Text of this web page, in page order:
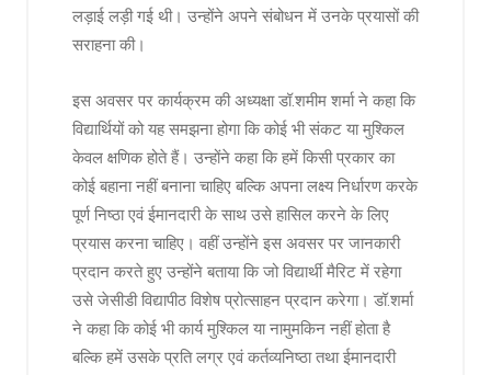
लड़ाई लड़ी गई थी। उन्होंने अपने संबोधन में उनके प्रयासों की
सराहना की।
इस अवसर पर कार्यक्रम की अध्यक्षा डॉ.शमीम शर्मा ने कहा कि
विद्यार्थियों को यह समझना होगा कि कोई भी संकट या मुश्किल
केवल क्षणिक होते हैं। उन्होंने कहा कि हमें किसी प्रकार का
कोई बहाना नहीं बनाना चाहिए बल्कि अपना लक्ष्य निर्धारण करके
पूर्ण निष्ठा एवं ईमानदारी के साथ उसे हासिल करने के लिए
प्रयास करना चाहिए। वहीं उन्होंने इस अवसर पर जानकारी
प्रदान करते हुए उन्होंने बताया कि जो विद्यार्थी मैरिट में रहेगा
उसे जेसीडी विद्यापीठ विशेष प्रोत्साहन प्रदान करेगा। डॉ.शर्मा
ने कहा कि कोई भी कार्य मुश्किल या नामुमकिन नहीं होता है
बल्कि हमें उसके प्रति लग्र एवं कर्तव्यनिष्ठा तथा ईमानदारी